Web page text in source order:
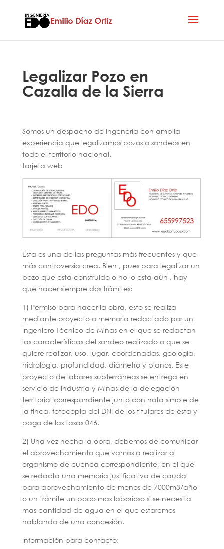
Legalizar Pozo en
Cazalla de la Sierra
Somos un despacho de ingenería con amplia
experiencia que legalizamos pozos o sondeos en
todo el territorio nacional.
tarjeta web
Esta es una de las preguntas más frecuentes y que
más controversia crea. Bien , pues para legalizar un
pozo que está construido o no lo está aún , hay
que hacer siempre dos trámites:
1) Permiso para hacer la obra, esto se realiza
mediante proyecto o memoria redactado por un
Ingeniero Técnico de Minas en el que se redactan
las características del sondeo realizado o que se
quiere realizar, uso, lugar, coordenadas, geología,
hidrologia, profundidad, diámetro y planos. Este
proyecto de labores subterráneas se entrega en
servicio de Industria y Minas de la delegación
territorial correspondiente junto con nota simple de
la finca, fotocopia del DNI de los titulares de ésta y
pago de las tasas 046.
2) Una vez hecha la obra, debemos de comunicar
el aprovechamiento que vamos a realizar al
organismo de cuenca correspondiente, en el que
se redacta una memoria justificativa de caudal
para aprovechamiento de menos de 7000m3/año
o un trámite un poco mas laborioso si se necesita
mas cantidad de agua en el que estaremos
hablando de una concesión.
Información para contacto: